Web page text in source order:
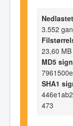
Nedlastet
3.552
23,60 MB
MD5
SHA1
473